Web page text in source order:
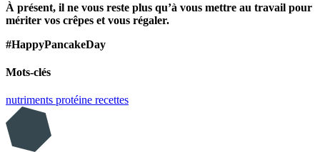
À présent, il ne vous reste plus qu’à vous mettre au travail pour
mériter vos crêpes et vous régaler.
#HappyPancakeDay
Mots-clés
nutriments protéine recettes